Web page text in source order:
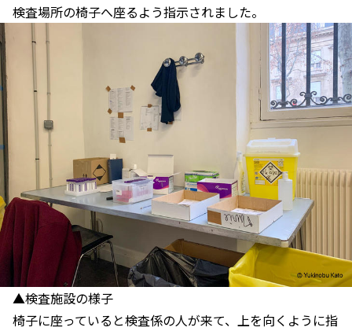
検査場所の椅子へ座るよう指示されました。
▲検査施設の様子
椅子に座っていると検査係の人が来て、上を向くように指